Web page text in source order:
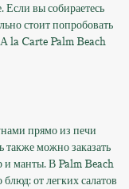
вы собираетесь
стоит попробовать
А la Carte Palm Beach
прямо из печи
также можно заказать
и манты. В Palm Beach
от легких салатов